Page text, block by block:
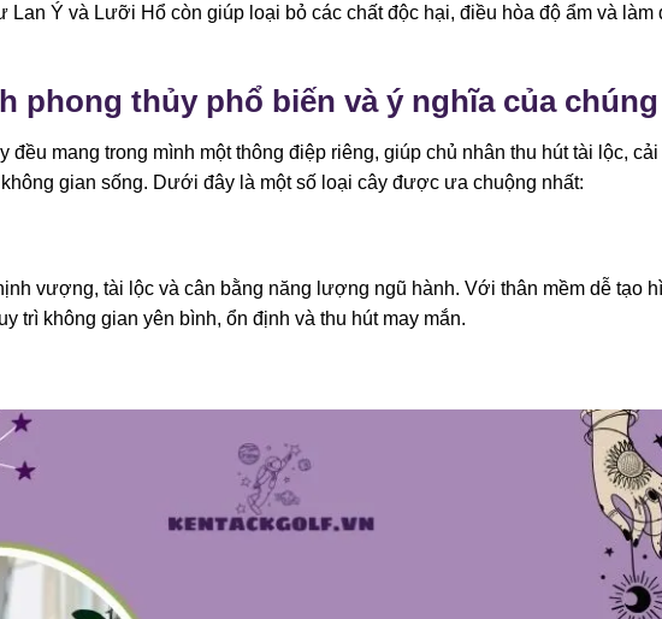
Ý và Lưỡi Hổ còn giúp loại bỏ các chất độc hại, điều hòa độ ẩm và làm
phong thủy phổ biến và ý nghĩa của chúng
đều mang trong mình một thông điệp riêng, giúp chủ nhân thu hút tài lộc, cải
gian sống. Dưới đây là một số loại cây được ưa chuộng nhất:
vượng, tài lộc và cân bằng năng lượng ngũ hành. Với thân mềm dễ tạo
trì không gian yên bình, ổn định và thu hút may mắn.